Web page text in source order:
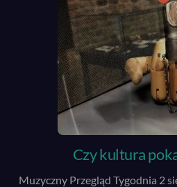
Czy kultura
Muzyczny Przegląd Tygodnia 2